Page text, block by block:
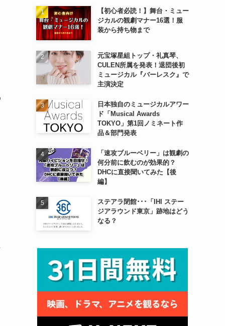
【初心者必読！】舞台・ミュー
ジカルの観劇マナー16選！服
装から持ち物まで
元宝塚星組トップ・礼真琴、
CULEN所属を発表！退団後初
ミュージカル『バーレスク』で
主演決定
日本独自のミュージカルアワー
ド「Musical Awards
TOKYO」第1回ノミネート作
品＆部門発表
「速攻ブルーベリー」は観劇の
何分前に飲むのが効果的？
DHCに直接聞いてみた【後
編】
ステアラ閉館･･･「IHI ステー
ジアラウンド東京」跡地はどう
なる？